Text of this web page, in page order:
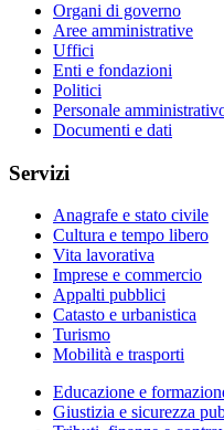
Organi di governo
Aree amministrative
Uffici
Enti e fondazioni
Politici
Personale
Documenti e dati
Servizi
Anagrafe e stato civile
Cultura e tempo libero
Vita lavorativa
Imprese e commercio
Appalti pubblici
Catasto e urbanistica
Turismo
Mobilità e trasporti
Educazione e
Giustizia e sicurezza